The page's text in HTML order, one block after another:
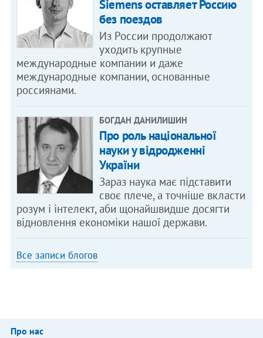
Siemens оставляет Россию
без поездов
Из России продолжают
уходить крупные
международные компании и даже
международные компании, основанные
россиянами.
БОГДАН ДАНИЛИШИН
Про роль національної
науки у відродженні
України
Зараз наука має підставити
своє плече, а точніше вкласти
розум і інтелект, аби щонайшвидше досягти
відновлення економіки нашої держави.
Все записи блогов
Про нас